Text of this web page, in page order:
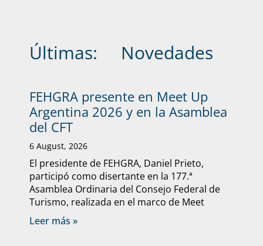
Últimas: Novedades
FEHGRA presente en Meet Up
Argentina 2026 y en la Asamblea
del CFT
6 August, 2026
El presidente de FEHGRA, Daniel Prieto,
participó como disertante en la 177.ª
Asamblea Ordinaria del Consejo Federal de
Turismo, realizada en el marco de Meet
Leer más »